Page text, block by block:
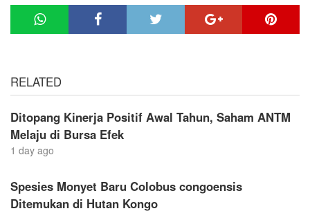
RELATED
Ditopang Kinerja Positif Awal Tahun, Saham ANTM
Melaju di Bursa Efek
1 day ago
Spesies Monyet Baru Colobus congoensis
Ditemukan di Hutan Kongo